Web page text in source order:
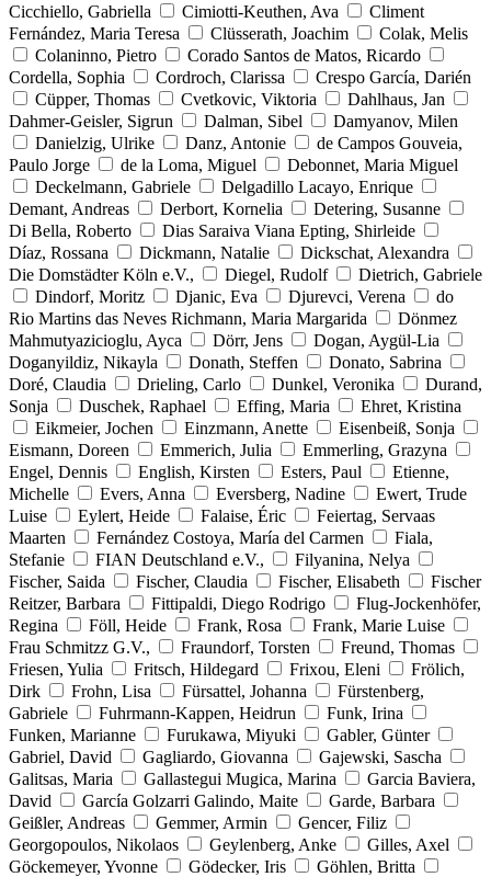
Cicchiello, Gabriella
Cimiotti-Keuthen, Ava
Climent
Fernández, Maria Teresa
Clüsserath, Joachim
Colak, Melis
Colaninno, Pietro
Corado Santos de Matos, Ricardo
Cordella, Sophia
Cordroch, Clarissa
Crespo García, Darién
Cüpper, Thomas
Cvetkovic, Viktoria
Dahlhaus, Jan
Dahmer-Geisler, Sigrun
Dalman, Sibel
Damyanov, Milen
Danielzig, Ulrike
Danz, Antonie
de Campos Gouveia,
Paulo Jorge
de la Loma, Miguel
Debonnet, Maria Miguel
Deckelmann, Gabriele
Delgadillo Lacayo, Enrique
Demant, Andreas
Derbort, Kornelia
Detering, Susanne
Di Bella, Roberto
Dias Saraiva Viana Epting, Shirleide
Díaz, Rossana
Dickmann, Natalie
Dickschat, Alexandra
Die Domstädter Köln e.V.,
Diegel, Rudolf
Dietrich, Gabriele
Dindorf, Moritz
Djanic, Eva Djurevci, Verena
do
Rio Martins das Neves Richmann, Maria Margarida
Dönmez
Mahmutyazicioglu, Ayca
Dörr, Jens
Dogan, Aygül-Lia
Doganyildiz, Nikayla
Donath, Steffen
Donato, Sabrina
Doré, Claudia
Drieling, Carlo Dunkel, Veronika
Durand,
Sonja
Duschek, Raphael Effing, Maria
Ehret, Kristina
Eikmeier, Jochen
Einzmann, Anette
Eisenbeiß, Sonja
Eismann, Doreen
Emmerich, Julia
Emmerling, Grazyna
Engel, Dennis
English, Kirsten Esters, Paul
Etienne,
Michelle
Evers, Anna Eversberg, Nadine
Ewert, Trude
Luise
Eylert, Heide Falaise, Éric
Feiertag, Servaas
Maarten
Fernández Costoya, María del Carmen
Fiala,
Stefanie
FIAN Deutschland e.V.,
Filyanina, Nelya
Fischer, Saida
Fischer, Claudia Fischer, Elisabeth
Fischer
Reitzer, Barbara
Fittipaldi, Diego Rodrigo
Flug-Jockenhöfer,
Regina
Föll, Heide Frank, Rosa
Frank, Marie Luise
Frau Schmitzz G.V.,
Fraundorf, Torsten
Freund, Thomas
Friesen, Yulia
Fritsch, Hildegard Frixou, Eleni
Frölich,
Dirk
Frohn, Lisa Fürsattel, Johanna
Fürstenberg,
Gabriele
Fuhrmann-Kappen, Heidrun
Funk, Irina
Funken, Marianne
Furukawa, Miyuki
Gabler, Günter
Gabriel, David
Gagliardo, Giovanna
Gajewski, Sascha
Galitsas, Maria
Gallastegui Mugica, Marina
Garcia Baviera,
David
García Golzarri Galindo, Maite
Garde, Barbara
Geißler, Andreas
Gemmer, Armin
Gencer, Filiz
Georgopoulos, Nikolaos
Geylenberg, Anke
Gilles, Axel
Göckemeyer, Yvonne
Gödecker, Iris
Göhlen, Britta